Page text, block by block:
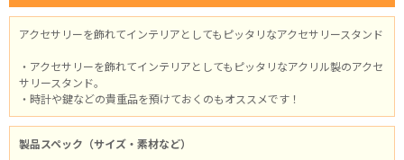
アクセサリーを飾れてインテリアとしてもピッタリなアクセサリースタンド
・アクセサリーを飾れてインテリアとしてもピッタリなアクリル製のアクセ
サリースタンド。
・時計や鍵などの貴重品を預けておくのもオススメです！
製品スペック（サイズ・素材など）